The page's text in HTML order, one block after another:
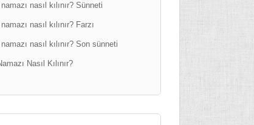
nasıl kılınır? Sünneti
nasıl kılınır? Farzı
nasıl kılınır? Son sünneti
Nasıl Kılınır?